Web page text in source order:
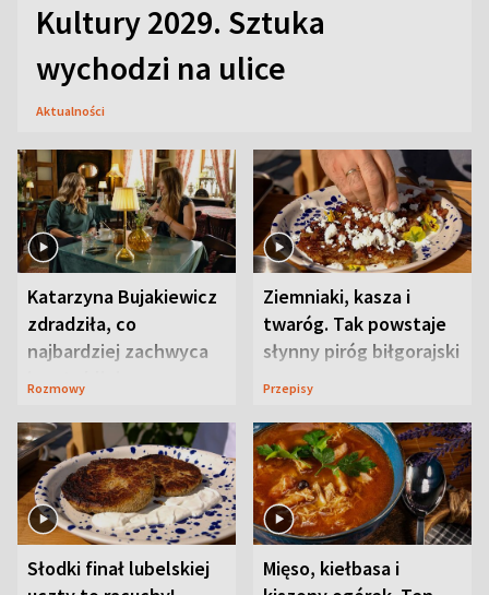
Kultury 2029. Sztuka
wychodzi na ulice
Aktualności
Katarzyna Bujakiewicz
zdradziła, co
najbardziej zachwyca
ją w Lublinie
Rozmowy
Ziemniaki, kasza i
twaróg. Tak powstaje
słynny piróg biłgorajski
Przepisy
Słodki finał lubelskiej
Mięso, kiełbasa i